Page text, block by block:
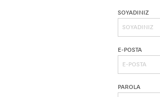
SOYADINIZ
E-POSTA
PAROLA